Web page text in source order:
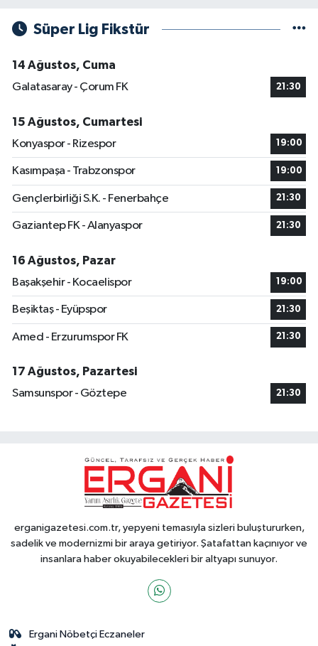
Süper Lig Fikstür
14 Ağustos, Cuma
Galatasaray - Çorum FK
21:30
15 Ağustos, Cumartesi
Konyaspor - Rizespor
19:00
Kasımpaşa - Trabzonspor 19:00
Gençlerbirliği S.K. - Fenerbahçe 21:30
Gaziantep FK - Alanyaspor 21:30
16 Ağustos, Pazar
Başakşehir - Kocaelispor
19:00
Beşiktaş - Eyüpspor 21:30
Amed - Erzurumspor FK 21:30
17 Ağustos, Pazartesi
Samsunspor - Göztepe
21:30
erganigazetesi.com.tr, yepyeni temasıyla sizleri buluştururken,
sadelik ve modernizmi bir araya getiriyor. Şatafattan kaçınıyor ve
insanlara haber okuyabilecekleri bir altyapı sunuyor.
Ergani Nöbetçi Eczaneler